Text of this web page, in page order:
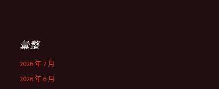
彙整
2026 年 7 月
2026 年 6 月